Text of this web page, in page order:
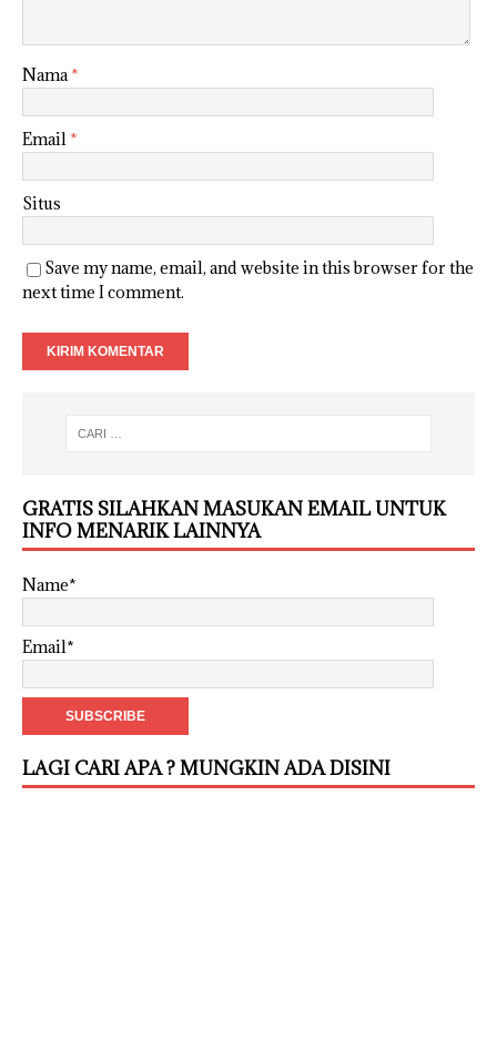
Nama *
Email *
Situs
Save my name, email, and website in this browser for the
next time I comment.
GRATIS SILAHKAN MASUKAN EMAIL UNTUK
INFO MENARIK LAINNYA
Name*
Email*
LAGI CARI APA ? MUNGKIN ADA DISINI